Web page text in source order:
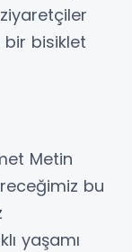
bisiklet
Metin
bu
yaşamı